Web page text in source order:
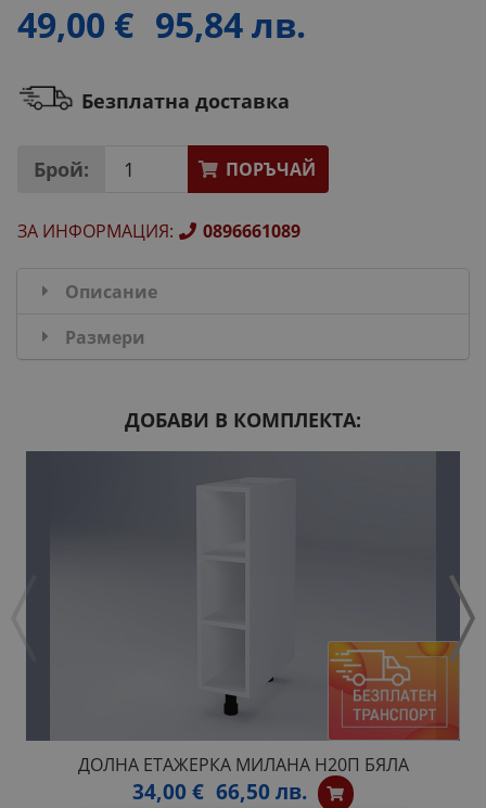
49,00 € 95,84 лв.
Безплатна доставка
Брой: ПОРЪЧАЙ
ЗА ИНФОРМАЦИЯ: 0896661089
Описание
Размери
ДОБАВИ В КОМПЛЕКТА:
ДОЛНА ЕТАЖЕРКА МИЛАНА Н20П БЯЛА
34,00 € 66,50 лв.